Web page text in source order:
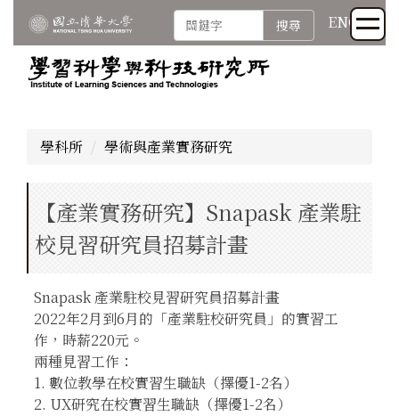
搜尋 ENG
學科所 學術與產業實務研究
【產業實務研究】Snapask 產業駐
校見習研究員招募計畫
Snapask 產業駐校見習研究員招募計畫
2022年2月到6月的「產業駐校研究員」的實習工
作，時薪220元。
兩種見習工作：
1. 數位教學在校實習生職缺（擇優1-2名）
2. UX研究在校實習生職缺（擇優1-2名）